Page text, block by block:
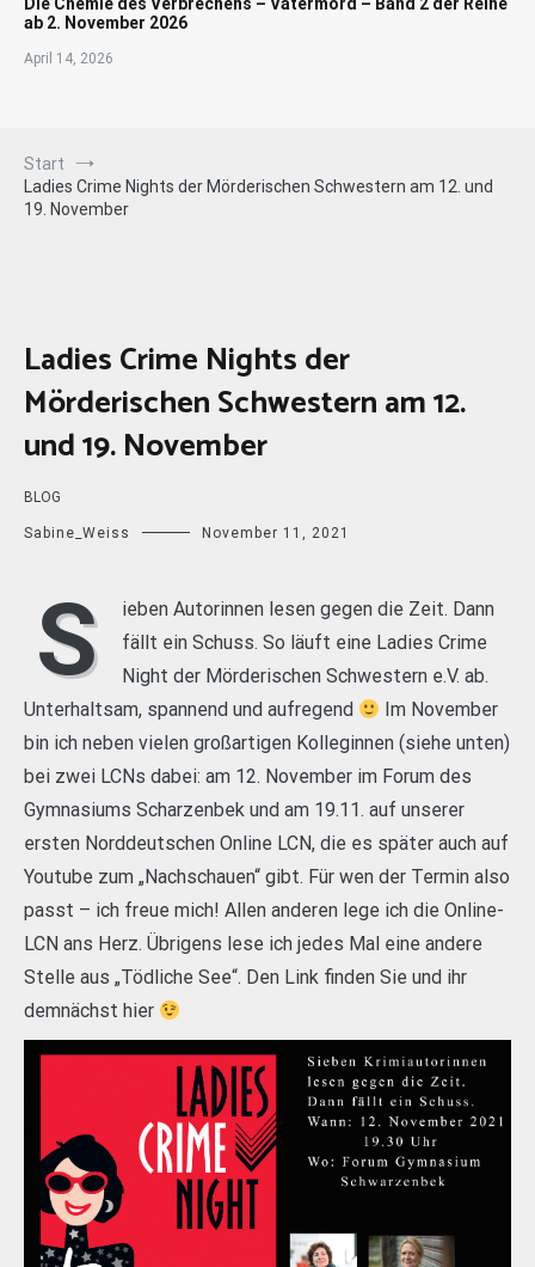
ab 2. November 2026
April 14, 2026
Start
Ladies Crime Nights der Mörderischen Schwestern am 12. und
19. November
Ladies Crime Nights der
Mörderischen Schwestern am 12.
und 19. November
BLOG
Sabine_Weiss November 11, 2021
S
ieben Autorinnen lesen gegen die Zeit. Dann
fällt ein Schuss. So läuft eine Ladies Crime
Night der Mörderischen Schwestern e.V. ab.
Unterhaltsam, spannend und aufregend
Im November
bin ich neben vielen großartigen Kolleginnen (siehe unten)
bei zwei LCNs dabei: am 12. November im Forum des
Gymnasiums Scharzenbek und am 19.11. auf unserer
ersten Norddeutschen Online LCN, die es später auch auf
Youtube zum „Nachschauen“ gibt. Für wen der Termin also
passt – ich freue mich! Allen anderen lege ich die Online-
LCN ans Herz. Übrigens lese ich jedes Mal eine andere
Stelle aus „Tödliche See“. Den Link finden Sie und ihr
demnächst hier